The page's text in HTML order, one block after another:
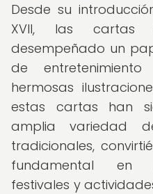
Desde su
XVII, las cartas
desempeñado un
de
hermosas
estas cartas han
amplia variedad
tradicionales,
fundamental en
festivales y